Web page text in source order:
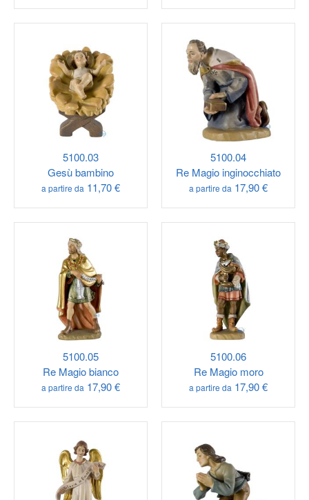
5100.03
Gesù bambino
a partire da 11,70 €
5100.04
Re Magio inginocchiato
a partire da 17,90 €
5100.05
Re Magio bianco
a partire da 17,90 €
5100.06
Re Magio moro
a partire da 17,90 €